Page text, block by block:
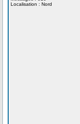
Localisation : Nord